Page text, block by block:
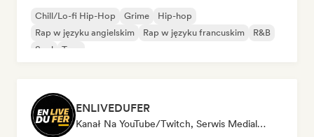
Chill/Lo-fi Hip-Hop Grime
Hip-hop
Rap w języku angielskim
Rap w języku francuskim
R&B
Soul
Trap
ENLIVEDUFER
Kanał Na YouTube/Twitch, Serwis Medialny/Dziennikarz, Influencer W Mediach Społecznościowych